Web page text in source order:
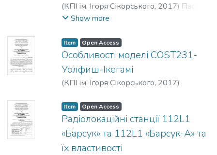
(КПІ ім. Ігоря Сікорського, 2017) Пасько,
В. П.Show more
Item Open Access
Особливості моделі COST231-
Уолфиш-Ікегамі
(КПІ ім. Ігоря Сікорського, 2017)
Item Open Access
Радіолокаційні станції 112L1
«Барсук» та 112L1 «Барсук-А» та
їх властивості